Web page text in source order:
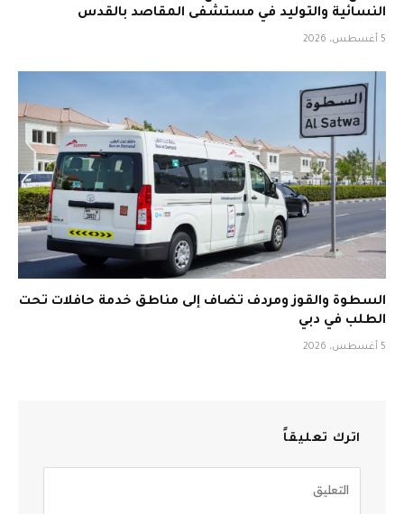
النسائية والتوليد في مستشفى المقاصد بالقدس
5 أغسطس، 2026
السطوة والقوز ومردف تضاف إلى مناطق خدمة حافلات تحت
الطلب في دبي
5 أغسطس، 2026
اترك تعليقاً